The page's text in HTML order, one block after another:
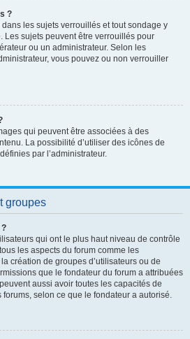
?
les sujets verrouillés et tout sondage y
Les sujets peuvent être verrouillés pour
ou un administrateur. Selon les
vous pouvez ou non verrouiller
qui peuvent être associées à des
La possibilité d’utiliser des icônes de
par l’administrateur.
groupes
qui ont le plus haut niveau de contrôle
les aspects du forum comme les
création de groupes d’utilisateurs ou de
que le fondateur du forum a attribuées
aussi avoir toutes les capacités de
forums, selon ce que le fondateur a autorisé.